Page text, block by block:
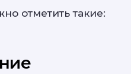
отметить такие: